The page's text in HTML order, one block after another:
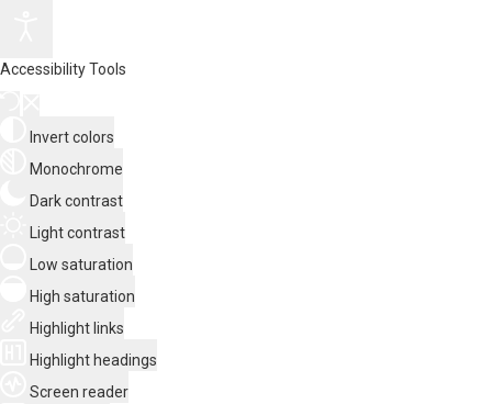
Accessibility Tools
Invert colors
Monochrome
Dark contrast
Light contrast
Low saturation
High saturation
Highlight links
Highlight headings
Screen reader